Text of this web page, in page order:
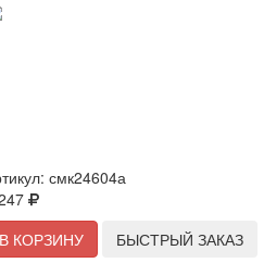
смк24604а
В КОРЗИНУ
БЫСТРЫЙ ЗАКАЗ